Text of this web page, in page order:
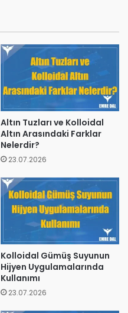
Altın Tuzları ve Kolloidal
Altın Arasındaki Farklar
Nelerdir?
23.07.2026
Kolloidal Gümüş Suyunun
Hijyen Uygulamalarında
Kullanımı
23.07.2026